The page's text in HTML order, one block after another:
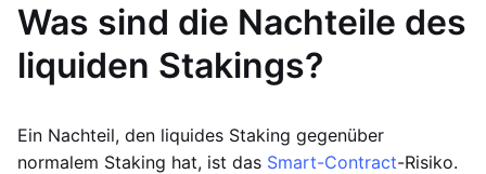
Was sind die Nachteile des
liquiden Stakings?
Ein Nachteil, den liquides Staking gegenüber
normalem Staking hat, ist das Smart-Contract-Risiko.